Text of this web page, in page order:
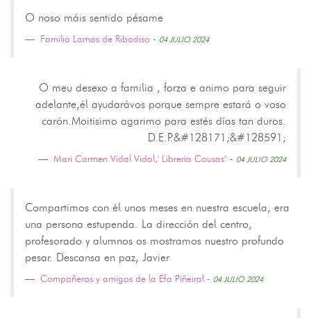
O noso máis sentido pésame
Familia Lamas de Ribadiso - 04 JULIO 2024
O meu desexo a familia , forza e animo para seguir
adelante,él ayudarávos porque sempre estará o voso
carón.Moitisimo agarimo para estés días tan duros.
D.E.P.&#128171;&#128591;
Mari Carmen Vidal Vidal,' Libreria Cousas" - 04 JULIO 2024
Compartimos con él unos meses en nuestra escuela, era
una persona estupenda. La dirección del centro,
profesorado y alumnos os mostramos nuestro profundo
pesar. Descansa en paz, Javier
Compañeros y amigos de la Efa Piñeiral- 04 JULIO 2024